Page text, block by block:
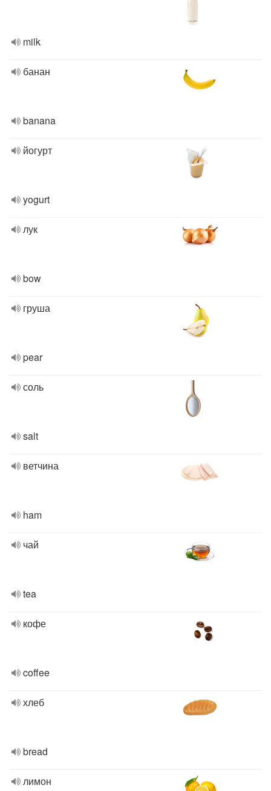
milk
банан
banana
йогурт
yogurt
лук
bow
груша
pear
соль
salt
ветчина
ham
чай
tea
кофе
coffee
хлеб
bread
лимон